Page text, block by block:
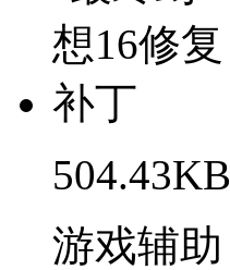
504.43KB
游戏辅助